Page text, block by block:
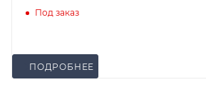
Под заказ
ПОДРОБНЕЕ